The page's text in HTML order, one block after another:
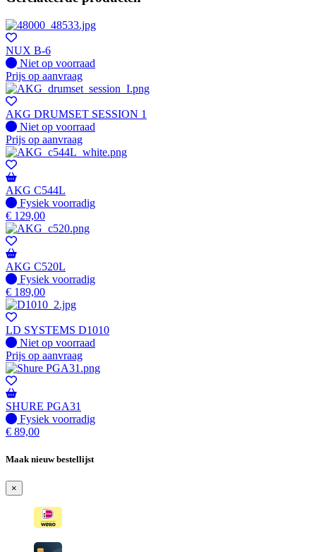
NUX B-6
Fysiek voorradig
Niet op voorraad
Prijs op aanvraag
AKG DRUMSET SESSION 1
Fysiek voorradig
Niet op voorraad
Prijs op aanvraag
AKG C544L
Fysiek voorradig
Fysiek voorradig
€ 129,00
AKG C520L
Fysiek voorradig
Fysiek voorradig
€ 189,00
LD SYSTEMS D1010
Fysiek voorradig
Niet op voorraad
Prijs op aanvraag
SHURE PGA31
Fysiek voorradig
Fysiek voorradig
€ 89,00
Maak nieuw bestellijst
×